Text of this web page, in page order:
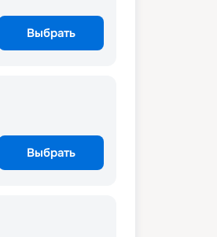
Выбрать
Выбрать